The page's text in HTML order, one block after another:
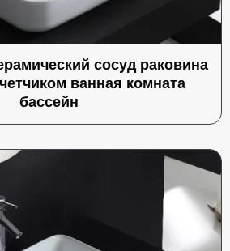
сосуд раковина
ванная комната
бассейн